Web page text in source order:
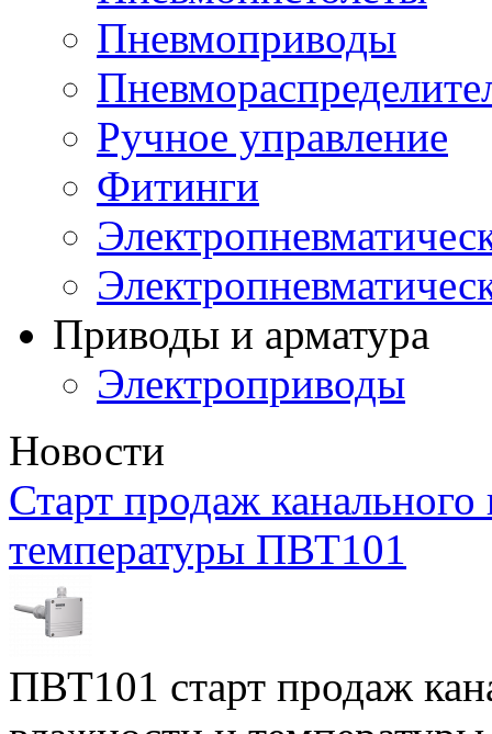
Пневмоприводы
Ручное управление
Фитинги
Приводы и арматура
Электроприводы
Новости
Старт продаж канального
температуры ПВТ101
ПВТ101 старт продаж